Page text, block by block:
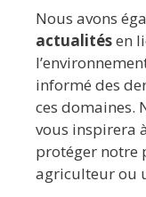
Nous avons
actualitésen
informé des
ces domaines.
vous inspirera
protéger notre
agriculteur ou